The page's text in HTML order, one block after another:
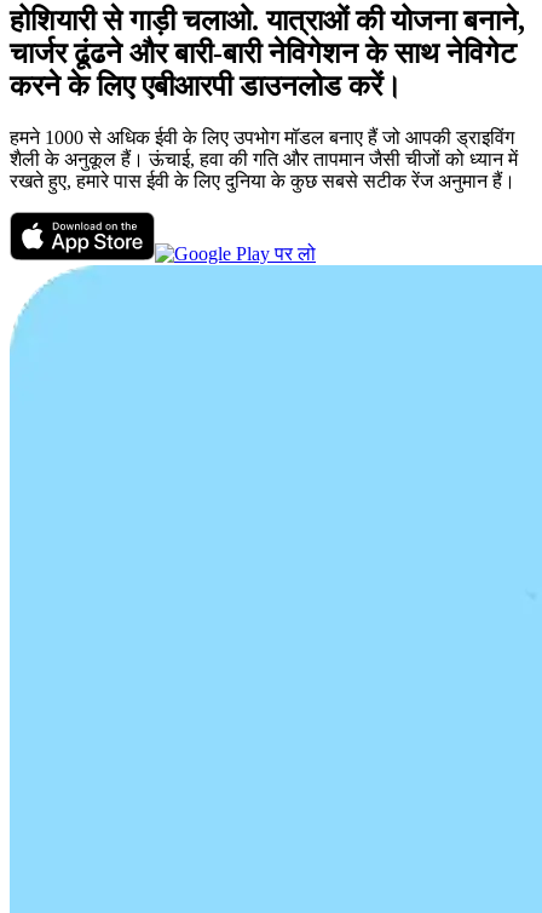
होशियारी से गाड़ी चलाओ. यात्राओं की योजना बनाने,
चार्जर ढूंढने और बारी-बारी नेविगेशन के साथ नेविगेट
करने के लिए एबीआरपी डाउनलोड करें।
हमने 1000 से अधिक ईवी के लिए उपभोग मॉडल बनाए हैं जो आपकी ड्राइविंग
शैली के अनुकूल हैं। ऊंचाई, हवा की गति और तापमान जैसी चीजों को ध्यान में
रखते हुए, हमारे पास ईवी के लिए दुनिया के कुछ सबसे सटीक रेंज अनुमान हैं।